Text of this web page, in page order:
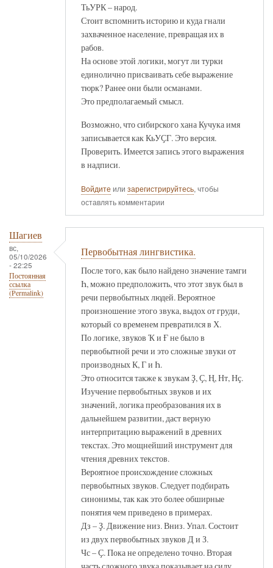
ТьУРК – народ.
Стоит вспомнить историю и куда гнали
захваченное население, превращая их в
рабов.
На основе этой логики, могут ли турки
единолично присваивать себе выражение
тюрк? Ранее они были османами.
Это предполагаемый смысл.
Возможно, что сибирского хана Кучука имя
записывается как КьУҪГ. Это версия.
Проверить. Имеется запись этого выражения
в надписи.
Войдите или зарегистрируйтесь, чтобы
оставлять комментарии
Шагиев
вс,
05/10/2026
- 22:25
Постоянная
ссылка
(Permalink)
Первобытная лингвистика.
После того, как было найдено значение тамги
Һ, можно предположить, что этот звук был в
речи первобытных людей. Вероятное
произношение этого звука, выдох от груди,
который со временем превратился в Х.
По логике, звуков Ҡ и Ғ не было в
первобытной речи и это сложные звуки от
производных К, Г и Һ.
Это относится также к звукам Ҙ, Ҫ, Ң, Нт, Нҫ.
Изучение первобытных звуков и их
значений, логика преобразования их в
дальнейшем развитии, даст верную
интерпритацию выражений в древних
текстах. Это мощнейший инструмент для
чтения древних текстов.
Вероятное происхождение сложных
первобытных звуков. Следует подбирать
синонимы, так как это более обширные
понятия чем приведено в примерах.
Дз – Ҙ. Движение низ. Вниз. Упал. Состоит
из двух первобытных звуков Д и З.
Чс – Ҫ. Пока не определено точно. Вторая